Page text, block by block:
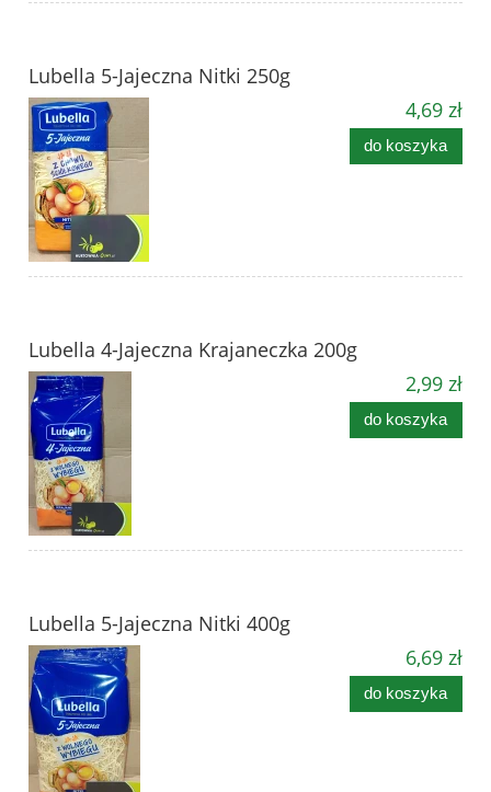
Lubella 5-Jajeczna Nitki 250g
4,69 zł
do koszyka
Lubella 4-Jajeczna Krajaneczka 200g
2,99 zł
do koszyka
Lubella 5-Jajeczna Nitki 400g
6,69 zł
do koszyka